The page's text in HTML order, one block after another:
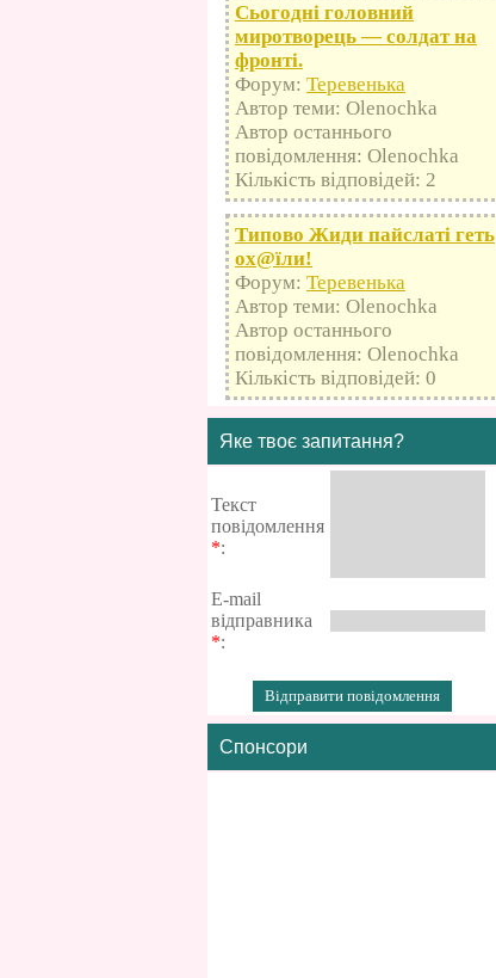
Сьогодні головний
миротворець — солдат на
фронті.
Форум: Теревенька
Автор теми: Olenochka
Автор останнього
повідомлення: Olenochka
Кількість відповідей: 2
Типово Жиди пайслаті геть
оx@їли!
Форум: Теревенька
Автор теми: Olenochka
Автор останнього
повідомлення: Olenochka
Кількість відповідей: 0
Яке твоє запитання?
Текст
повідомлення
*:
E-mail
відправника
*:
Спонсори